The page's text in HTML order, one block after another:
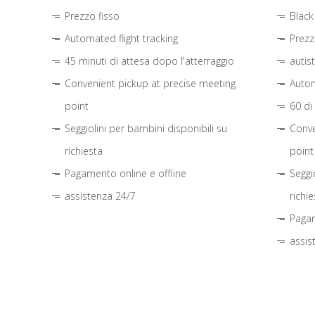
Prezzo fisso
Automated flight tracking
45 minuti di attesa dopo l'atterraggio
Convenient pickup at precise meeting
point
Seggiolini per bambini disponibili su
richiesta
Pagamento online e offline
assistenza 24/7
60
point